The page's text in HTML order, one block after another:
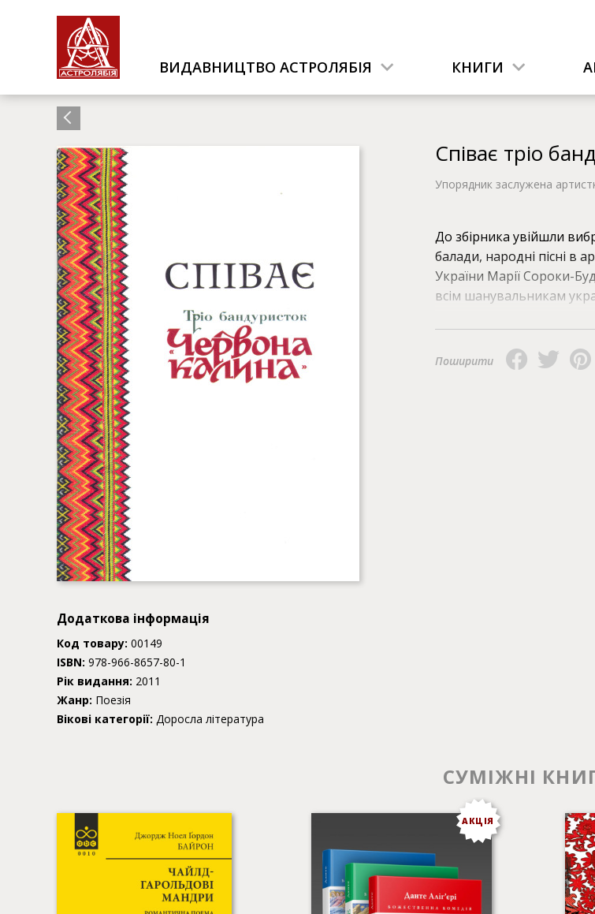
ВИДАВНИЦТВО АСТРОЛЯБІЯ КНИГИ
Додаткова інформація
Код товару: 00149
ISBN: 978-966-8657-80-1
Рік видання: 2011
Жанр: Поезія
Вікові категорії: Доросла література
Співає тріо
Упорядник заслужена
До збірника увійшли
балади, народні пісні в
України Марії Сороки-
всім шанувальникам
Поширити
СУМІЖНІ
АКЦІЯ